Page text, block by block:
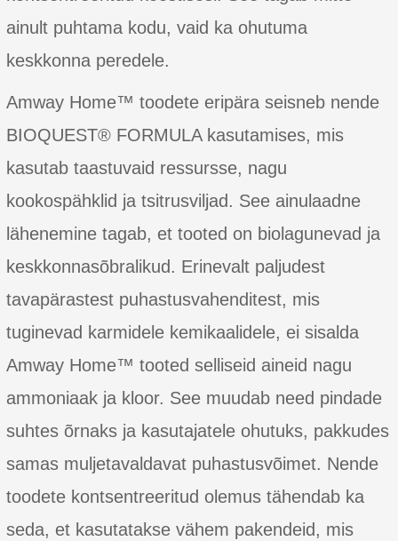
ainult puhtama kodu, vaid ka ohutuma
keskkonna peredele.
Amway Home™ toodete eripära seisneb nende
BIOQUEST® FORMULA kasutamises, mis
kasutab taastuvaid ressursse, nagu
kookospähklid ja tsitrusviljad. See ainulaadne
lähenemine tagab, et tooted on biolagunevad ja
keskkonnasõbralikud. Erinevalt paljudest
tavapärastest puhastusvahenditest, mis
tuginevad karmidele kemikaalidele, ei sisalda
Amway Home™ tooted selliseid aineid nagu
ammoniaak ja kloor. See muudab need pindade
suhtes õrnaks ja kasutajatele ohutuks, pakkudes
samas muljetavaldavat puhastusvõimet. Nende
toodete kontsentreeritud olemus tähendab ka
seda, et kasutatakse vähem pakendeid, mis